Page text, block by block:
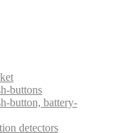
buttons
button, battery-
detectors